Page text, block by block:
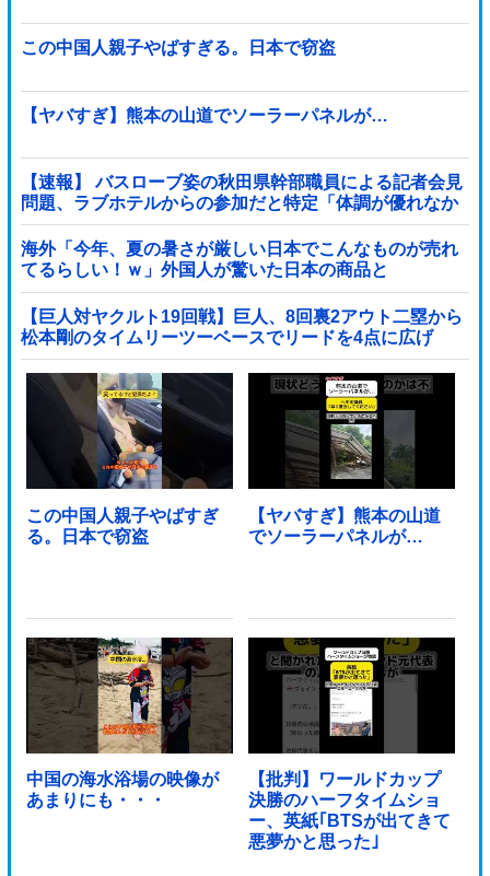
この中国人親子やばすぎる。日本で窃盗
【ヤバすぎ】熊本の山道でソーラーパネルが…
【速報】 バスローブ姿の秋田県幹部職員による記者会見
問題、ラブホテルからの参加だと特定「体調が優れなか
ったため...」とは何だったのか
海外「今年、夏の暑さが厳しい日本でこんなものが売れ
てるらしい！ｗ」外国人が驚いた日本の商品と
は・・・？【海外の反応】
【巨人対ヤクルト19回戦】巨人、8回裏2アウト二塁から
松本剛のタイムリーツーベースでリードを4点に広げ
る！！！！！！！！他
この中国人親子やばすぎ
る。日本で窃盗
【ヤバすぎ】熊本の山道
でソーラーパネルが…
中国の海水浴場の映像が
あまりにも・・・
【批判】ワールドカップ
決勝のハーフタイムショ
ー、英紙｢BTSが出てきて
悪夢かと思った｣